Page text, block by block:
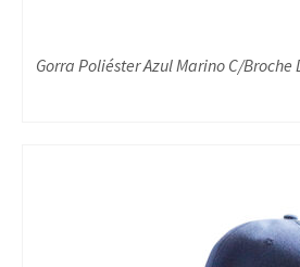
Gorra Poliéster Azul Marino C/